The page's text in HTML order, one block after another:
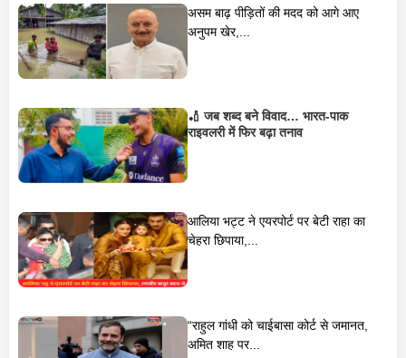
असम बाढ़ पीड़ितों की मदद को आगे आए
अनुपम खेर,...
🏏 जब शब्द बने विवाद… भारत-पाक
राइवलरी में फिर बढ़ा तनाव
आलिया भट्ट ने एयरपोर्ट पर बेटी राहा का
चेहरा छिपाया,...
“राहुल गांधी को चाईबासा कोर्ट से जमानत,
अमित शाह पर...